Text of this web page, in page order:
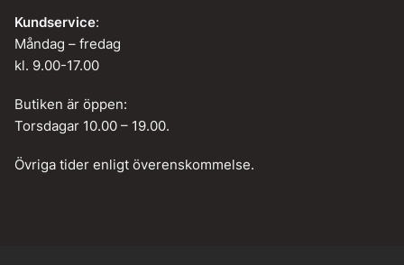
Kundservice:
Måndag – fredag
kl. 9.00-17.00
Butiken är öppen:
Torsdagar 10.00 – 19.00.
Övriga tider enligt överenskommelse.